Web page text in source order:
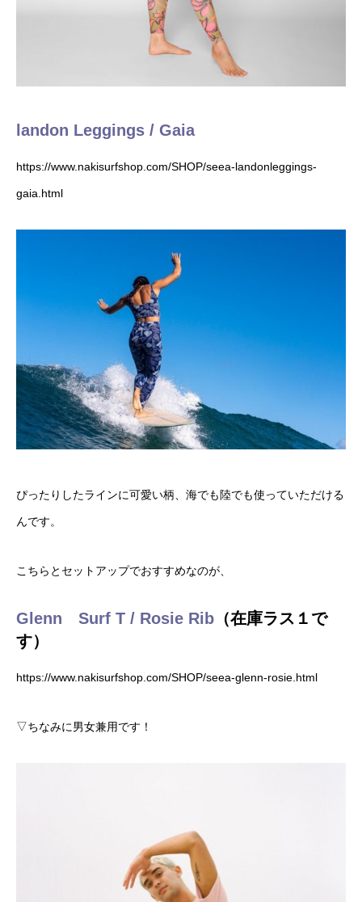
landon Leggings / Gaia
https://www.nakisurfshop.com/SHOP/seea-landonleggings-
gaia.html
ぴったりしたラインに可愛い柄、海でも陸でも使っていただける
んです。
こちらとセットアップでおすすめなのが、
Glenn Surf T / Rosie Rib （在庫ラス１で
す）
https://www.nakisurfshop.com/SHOP/seea-glenn-rosie.html
▽ちなみに男女兼用です！